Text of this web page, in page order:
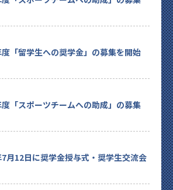
「留学生への奨学金」の募集を開始
「スポーツチームへの助成」の募集
月12日に奨学金授与式・奨学生交流会